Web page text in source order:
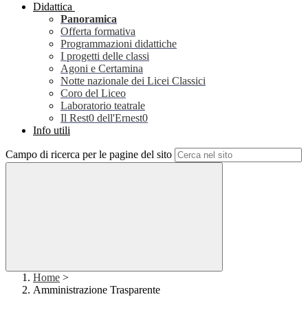
Didattica
Panoramica
Offerta formativa
Programmazioni didattiche
I progetti delle classi
Agoni e Certamina
Notte nazionale dei Licei Classici
Coro del Liceo
Laboratorio teatrale
Il Rest0 dell'Ernest0
Info utili
Campo di ricerca per le pagine del sito
Home >
Amministrazione Trasparente